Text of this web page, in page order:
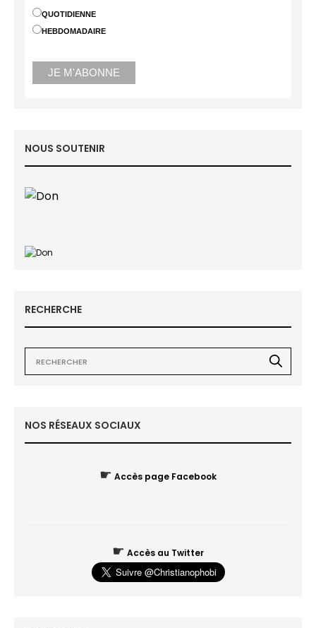
QUOTIDIENNE
HEBDOMADAIRE
NOUS SOUTENIR
RECHERCHE
NOS RÉSEAUX SOCIAUX
☛ Accès page Facebook
☛ Accès au Twitter